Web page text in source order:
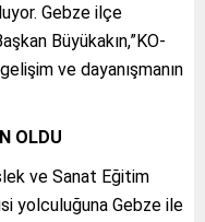
Gebze ilçe
Büyükakın,”KO-
ve dayanışmanın
OLDU
ve Sanat Eğitim
yolculuğuna Gebze ile